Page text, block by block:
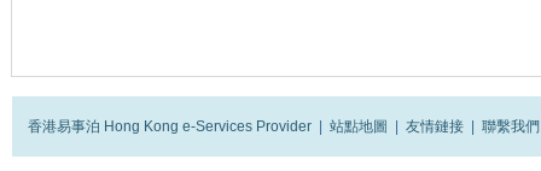
香港易事泊 Hong Kong e-Services Provider 站點地圖 友情鏈接 聯繫我們